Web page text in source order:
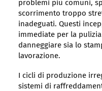
problemi più comuni,
scorrimento troppo
inadeguati. Questi
immediate per la
danneggiare sia lo
lavorazione.
I cicli di produzione
sistemi di